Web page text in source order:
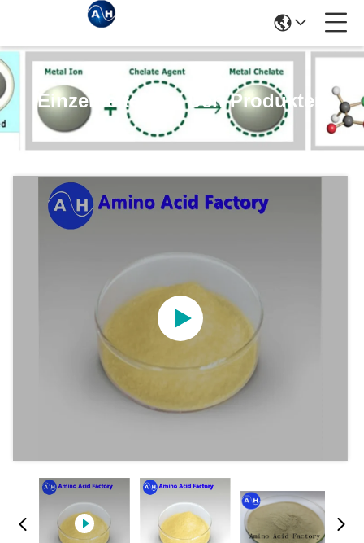
Einzelheiten Zu Den Produkten